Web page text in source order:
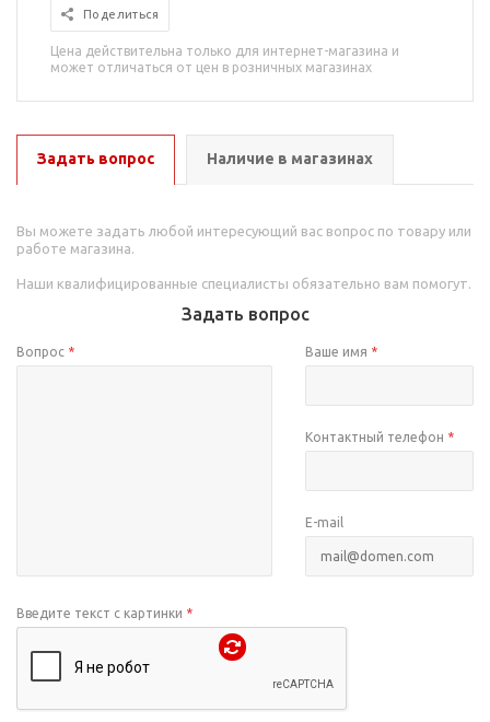
Поделиться
Цена действительна только для интернет-магазина и
может отличаться от цен в розничных магазинах
Задать вопрос Наличие в магазинах
Вы можете задать любой интересующий вас вопрос по товару или
работе магазина.
Наши квалифицированные специалисты обязательно вам помогут.
Задать вопрос
Вопрос * Ваше имя *
Контактный телефон *
E-mail
Введите текст с картинки *